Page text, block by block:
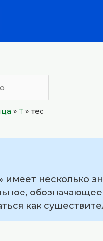
» Т »тес
имеет несколько
как